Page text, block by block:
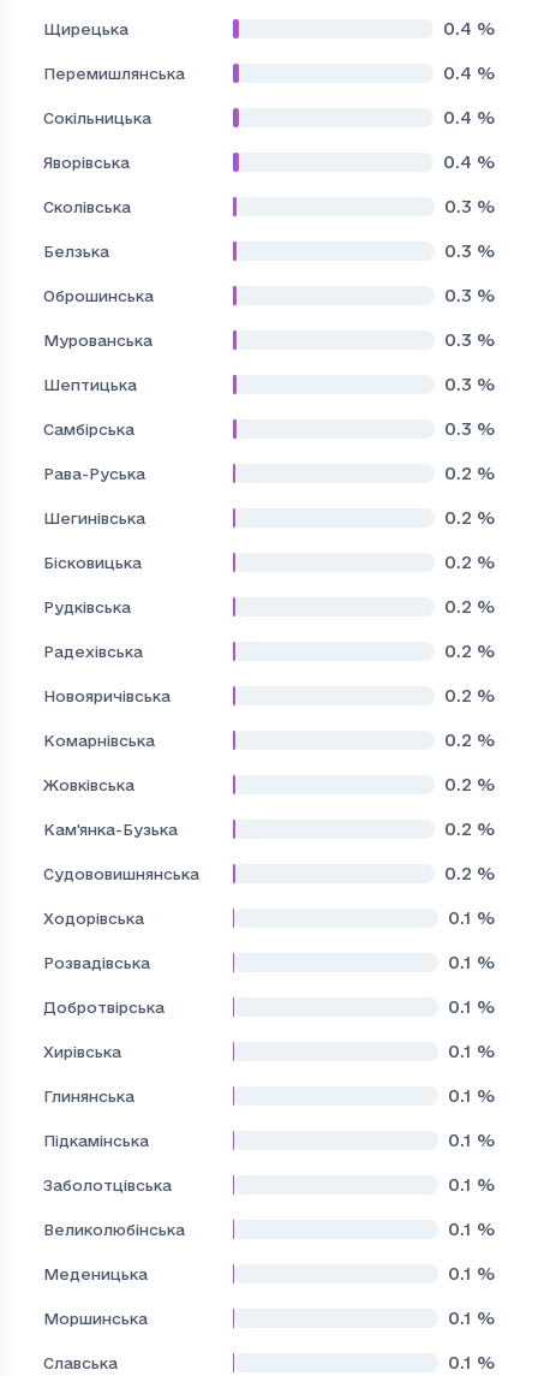
Щирецька 0.4 %
Перемишлянська 0.4 %
Сокільницька 0.4 %
Яворівська 0.4 %
Сколівська 0.3 %
Белзька 0.3 %
Оброшинська 0.3 %
Мурованська 0.3 %
Шептицька 0.3 %
Самбірська 0.3 %
Рава-Руська 0.2 %
Шегинівська 0.2 %
Бісковицька 0.2 %
Рудківська 0.2 %
Радехівська 0.2 %
Новояричівська 0.2 %
Комарнівська 0.2 %
Жовківська 0.2 %
Кам'янка-Бузька 0.2 %
Судововишнянська 0.2 %
Ходорівська 0.1 %
Розвадівська 0.1 %
Добротвірська 0.1 %
Хирівська 0.1 %
Глинянська 0.1 %
Підкамінська 0.1 %
Заболотцівська 0.1 %
Великолюбінська 0.1 %
Меденицька 0.1 %
Моршинська 0.1 %
Славська 0.1 %